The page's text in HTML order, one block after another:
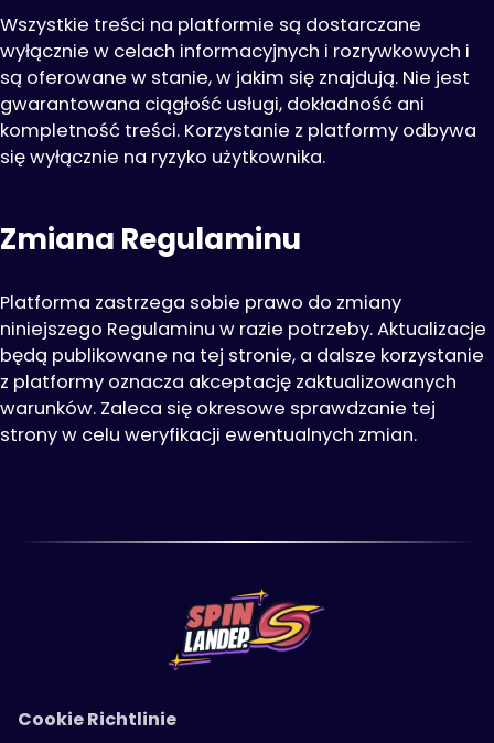
Wszystkie treści na platformie są dostarczane
wyłącznie w celach informacyjnych i rozrywkowych i
są oferowane w stanie, w jakim się znajdują. Nie jest
gwarantowana ciągłość usługi, dokładność ani
kompletność treści. Korzystanie z platformy odbywa
się wyłącznie na ryzyko użytkownika.
Zmiana Regulaminu
Platforma zastrzega sobie prawo do zmiany
niniejszego Regulaminu w razie potrzeby. Aktualizacje
będą publikowane na tej stronie, a dalsze korzystanie
z platformy oznacza akceptację zaktualizowanych
warunków. Zaleca się okresowe sprawdzanie tej
strony w celu weryfikacji ewentualnych zmian.
Cookie Richtlinie